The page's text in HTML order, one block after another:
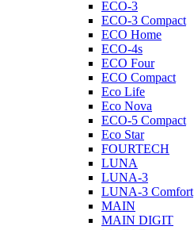
ECO-3
ECO-3 Compact
ECO Home
ECO-4s
ECO Four
ECO Compact
Eco Life
Eco Nova
ECO-5 Compact
Eco Star
FOURTECH
LUNA
LUNA-3
LUNA-3 Comfort
MAIN
MAIN DIGIT